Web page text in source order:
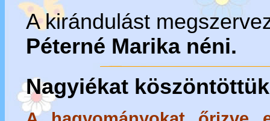
A kirándulást
Péterné Marika néni.
Nagyiékat